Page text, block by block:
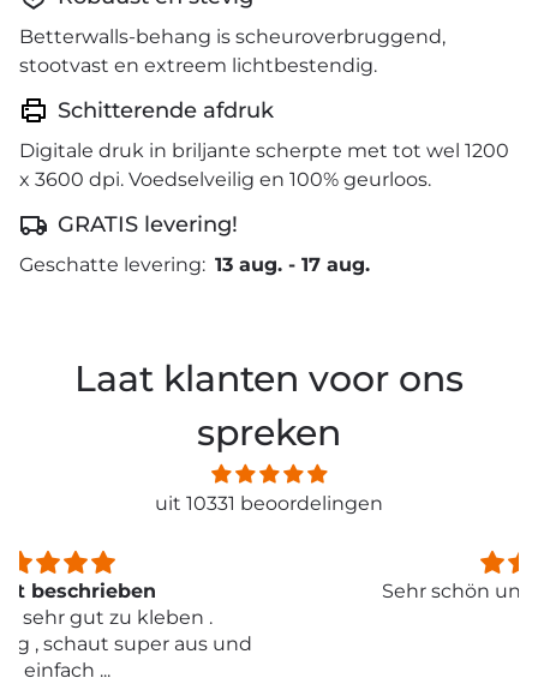
Betterwalls-behang is scheuroverbruggend,
stootvast en extreem lichtbestendig.
Schitterende afdruk
Digitale druk in briljante scherpte met tot wel 1200
x 3600 dpi. Voedselveilig en 100% geurloos.
GRATIS levering!
Geschatte levering: 13 aug. - 17 aug.
Laat klanten voor ons
spreken
uit 10331 beoordelingen
Sehr schön und von toller Qualität